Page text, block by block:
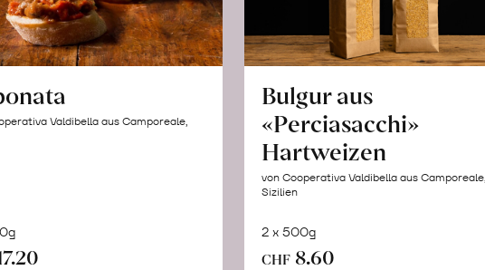
Valdibella aus Camporeale,
Bulgur aus
«Perciasacchi»
Hartweizen
von Cooperativa Valdibella aus Camporeale,
Sizilien
2 x 500g
CHF 8.60